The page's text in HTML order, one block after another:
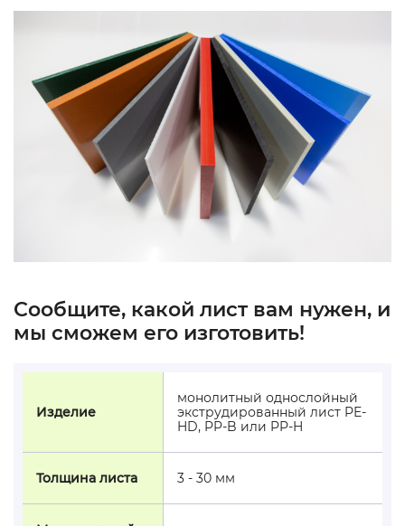
Сообщите, какой лист вам нужен, и
мы сможем его изготовить!
Изделие
монолитный однослойный
экструдированный лист PE-
HD, PP-B или PP-H
Толщина листа 3 - 30 мм